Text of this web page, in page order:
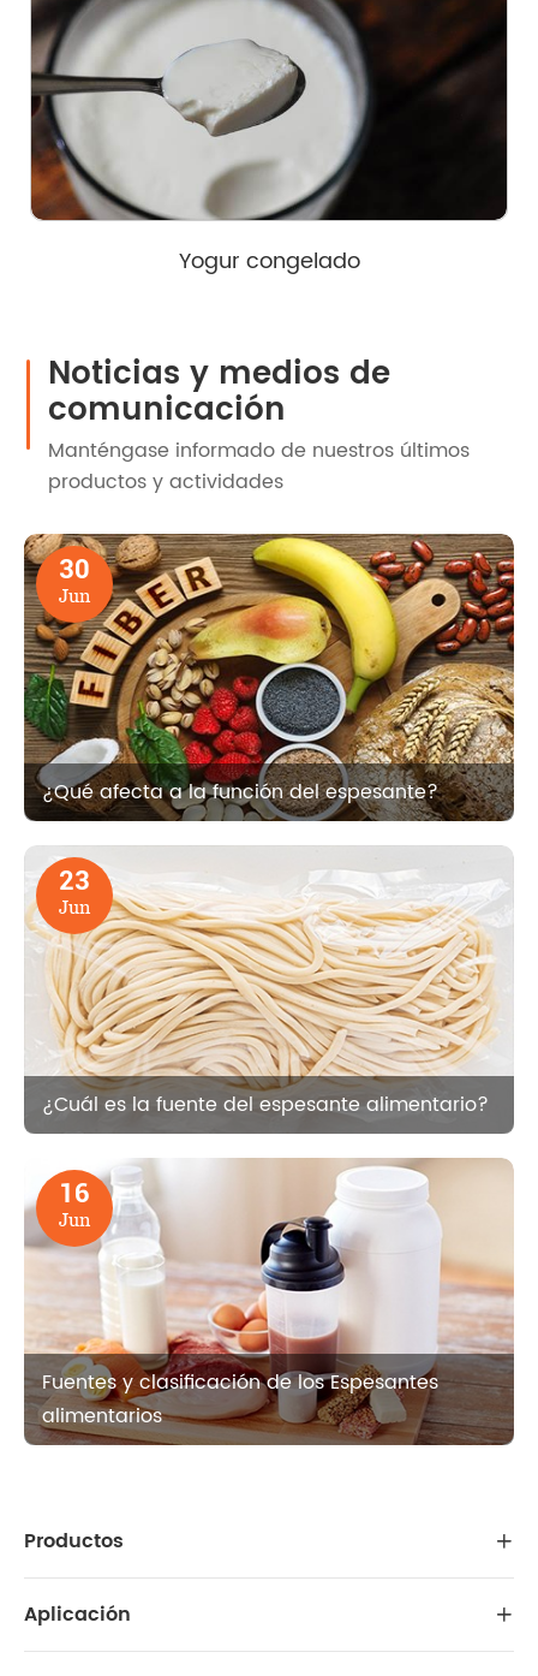
Yogur congelado
Noticias y medios de
comunicación
Manténgase informado de nuestros últimos
productos y actividades
30
Jun
¿Qué afecta a la función del espesante?
23
Jun
¿Cuál es la fuente del espesante alimentario?
16
Jun
Fuentes y clasificación de los Espesantes
alimentarios
Productos 
Aplicación 